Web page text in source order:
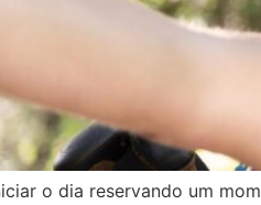
o dia reservando um